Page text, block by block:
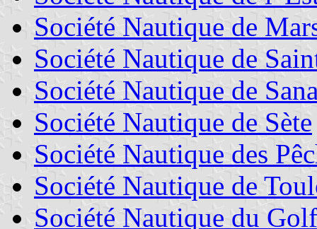
Société Nautique de
Société Nautique de
Société Nautique de
Société Nautique de Sète
Société Nautique des
Société Nautique de
Société Nautique du